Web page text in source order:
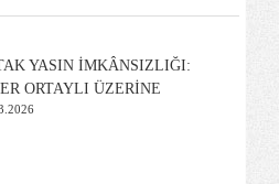
YASIN İMKÂNSIZLIĞI:
ORTAYLI ÜZERİNE